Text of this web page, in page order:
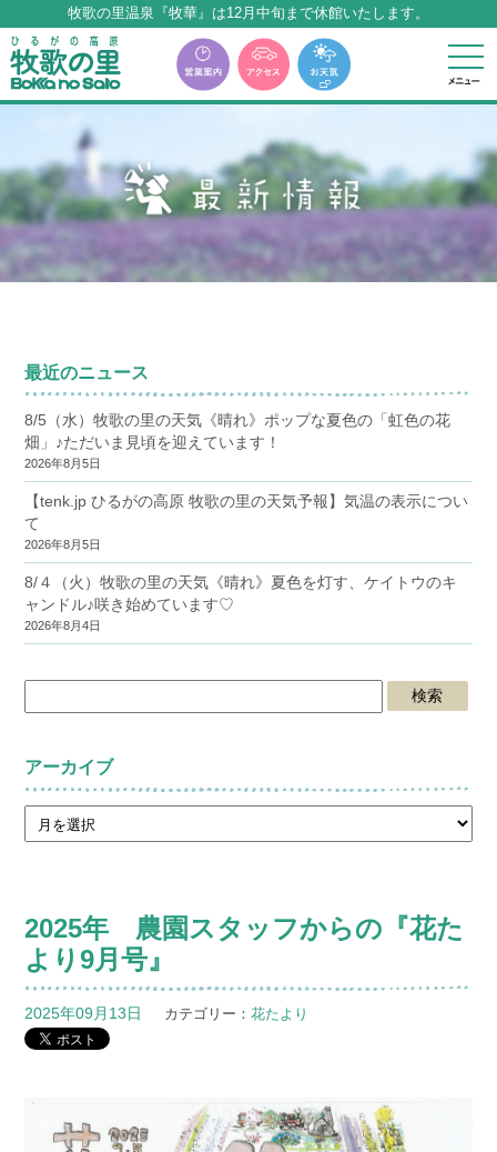
牧歌の里温泉『牧華』は12月中旬まで休館いたします。
本サイトに表記の料金はすべて税込みとなります
牧歌の里温泉『牧華』は12月中旬まで休館いたします。
最近のニュース
8/5（水）牧歌の里の天気《晴れ》ポップな夏色の「虹色の花
畑」♪ただいま見頃を迎えています！
2026年8月5日
【tenk.jp ひるがの高原 牧歌の里の天気予報】気温の表示につい
て
2026年8月5日
8/４（火）牧歌の里の天気《晴れ》夏色を灯す、ケイトウのキ
ャンドル♪咲き始めています♡
2026年8月4日
アーカイブ
2025年 農園スタッフからの『花た
より9月号』
2025年09月13日 カテゴリー：花たより